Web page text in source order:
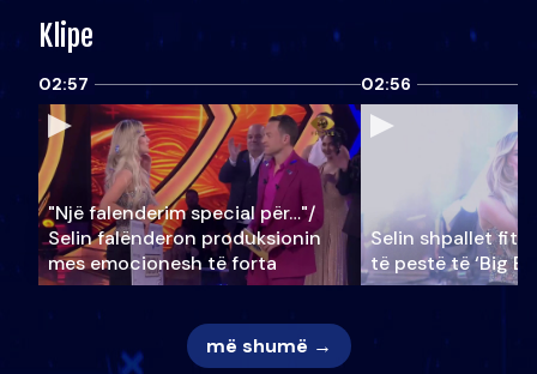
Klipe
02:57
"Një falenderim special për…"/
Selin falënderon produksionin
mes emocionesh të forta
02:56
Selin shpallet
të pestë të ‘Big
më shumë →